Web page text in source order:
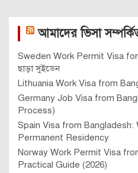
আমাদের ভিসা
Sweden Work Permit Visa for
ছাড়া সুইডেন
Lithuania Work Visa from
Germany Job Visa from
Process)
Spain Visa from Bangladesh:
Permanent Residency
Norway Work Permit Visa
Practical Guide (2026)